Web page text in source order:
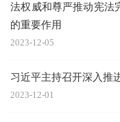
法权威和尊严推动宪法
的重要作用
2023-12-05
习近平主持召开深入推
2023-12-01